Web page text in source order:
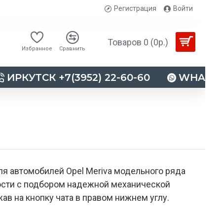
Регистрация Войти
Избранное Сравнить
Товаров 0 (0р.)
ИРКУТСК +7(3952) 22-60-60
автомобилей Opel Meriva модельного ряда
с подбором надежной механической
на кнопку чата в правом нижнем углу.